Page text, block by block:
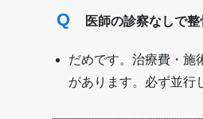
Q 医師の診察なしで
だめです。治療費・施
があります。必ず並行